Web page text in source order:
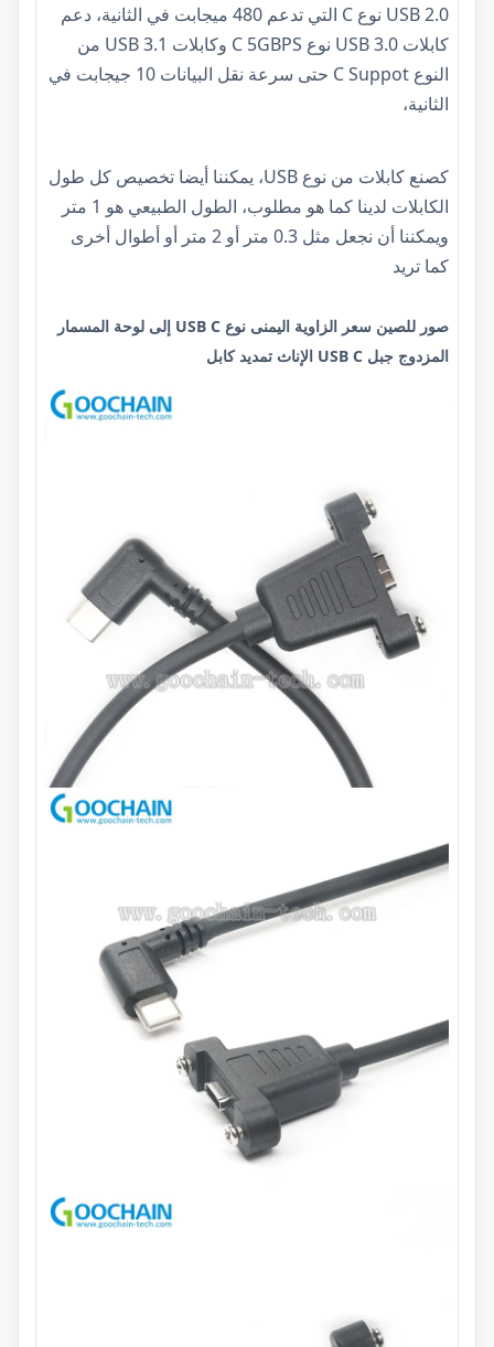
USB 2.0 نوع C التي تدعم 480 ميجابت في الثانية، دعم
كابلات USB 3.0 نوع C 5GBPS وكابلات USB 3.1 من
النوع C Suppot حتى سرعة نقل البيانات 10 جيجابت في
الثانية،
كصنع كابلات من نوع USB، يمكننا أيضا تخصيص كل طول
الكابلات لدينا كما هو مطلوب، الطول الطبيعي هو 1 متر
ويمكننا أن نجعل مثل 0.3 متر أو 2 متر أو أطوال أخرى
كما تريد
صور للصين سعر الزاوية اليمنى نوع USB C إلى لوحة المسمار
المزدوج جبل USB C الإناث تمديد كابل